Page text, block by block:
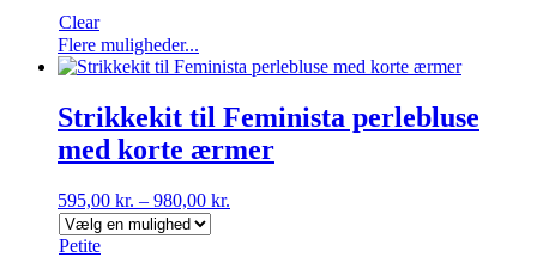
Clear
Flere muligheder...
vare
flere
varianter.
Mulighederne
vælges
på
varesiden
Strikkekit til Feminista perlebluse
med korte ærmer
595,00 kr. – 980,00 kr.
Petite